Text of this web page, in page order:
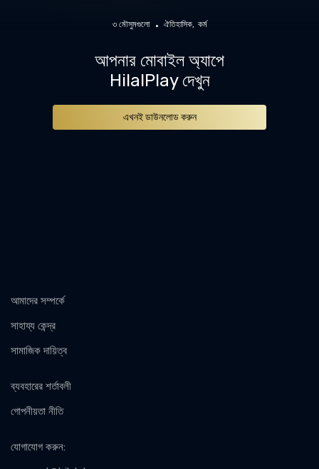
৩ মৌসুমগুলো ঐতিহাসিক কর্ম
আপনার মোবাইল অ্যাপে
HilalPlay দেখুন
এখনই ডাউনলোড করুন
আমাদের সম্পর্কে
সাহায্য কেন্দ্র
সামাজিক দায়িত্ব
ব্যবহারের শর্তাবলী
গোপনীয়তা নীতি
যোগাযোগ করুন: